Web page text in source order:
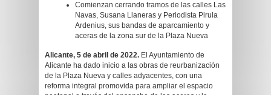
Comienzan cerrando tramos de las calles Las
Navas, Susana Llaneras y Periodista Pirula
Ardenius, sus bandas de aparcamiento y
aceras de la zona sur de la Plaza Nueva
Alicante, 5 de abril de 2022. El Ayuntamiento de
Alicante ha dado inicio a las obras de reurbanización
de la Plaza Nueva y calles adyacentes, con una
reforma integral promovida para ampliar el espacio